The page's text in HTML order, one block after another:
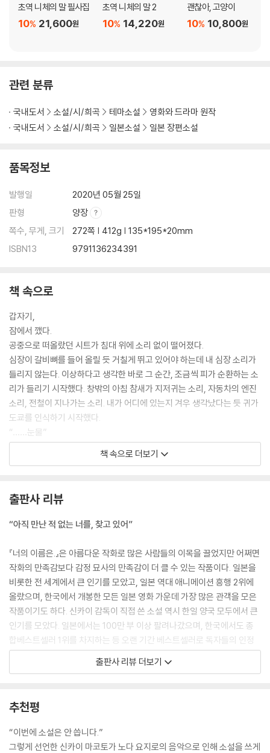
초역 니체의 말 필사집
21,600원
10%
초역 니체의 말 2
14,220원
10%
괜찮아, 고양이
10,800원
10%
관련 분류
국내도서 소설/시/희곡 테마소설
영화와 드라마 원작
국내도서
소설/시/희곡 일본소설 일본 장편소설
품목정보
발행일
2020년 05월 25일
판형
양장
쪽수, 무게, 크기
272쪽 | 412g | 135*195*20mm
ISBN13
9791136234391
책 속으로
갑자기,
잠에서 깼다.
공중으로 떠올랐던 시트가 침대 위에 소리 없이 떨어졌다.
심장이 갈비뼈를 들어 올릴 듯 거칠게 뛰고 있어야 하는데 내 심장 소리가
들리지 않는다. 이상하다고 생각한 바로 그 순간, 조금씩 피가 순환하는 소
리가 들리기 시작했다. 창밖의 아침 참새가 지저귀는 소리, 자동차의 엔진
소리, 전철이 지나가는 소리. 내가 어디에 있는지 겨우 생각났다는 듯 귀가
도쿄를 인식하기 시작했다.
“……눈물”
볼을 만진 내 손가락 끝에 물방울이 묻어 있었다.
왜지? 이유를 알 수 없어서 손바닥으로 눈가를 닦았다. 방금 전까지 본 황
한 글자, 또 한 글자.
미츠하가 쓴 문장이 뜻을 알 수 없는 글자로 변해 간다. 이윽고 촛불처럼 한
순간 깜박이다 사라진다. 그렇게 미츠하의 일기가 하나하나 지워져 간다.
마치 눈에 보이지 않는 누군가의 손이 삭제 아이콘을 계속 누르듯이. 그렇
게 내가 보고 있는 눈앞에서 미츠하의 문장이 모두 지워져 버린다.
“어째서…….”
작게 읊조린다. 멀리서 솔개가 또 한 번 새된 목소리로 운다
--- p.126
우리는 지금도 함께 있다.
미츠하는, 적어도 미츠하의 마음 한 조각은 지금도 여기에 있다. 이를테면
미츠하의 손가락은 교복의 모양을 기억하고 있다. 교복 지퍼의 길이나 목
을 보고 있으면 마음이 편해진다. 기분이 좋아진다. 미츠하가 누구를 좋아
가 알 리 없는 추억까지 초점이 고장 난 사진기처럼 희미하게 머릿속에 떠
오른다. 몸과 기억과 감정은 뗄 수 없을 만큼 단단히 연결되어 있다.
책 속으로 더보기
출판사 리뷰
“아직 만난 적 없는 너를, 찾고 있어”
『너의 이름은.』은 아름다운 작화로 많은 사람들의 이목을 끌었지만 어쩌면
작화의 만족감보다 감정 묘사의 만족감이 더 클 수 있는 작품이다. 일본을
비롯한 전 세계에서 큰 인기를 모았고, 일본 역대 애니메이션 흥행 2위에
올랐으며, 한국에서 개봉한 모든 일본 영화 가운데 가장 많은 관객을 모은
작품이기도 하다. 신카이 감독이 직접 쓴 소설 역시 한일 양국 모두에서 큰
인기를 모았다. 일본에서는 100만 부 이상 팔려나갔으며, 한국에서도 종
합베스트셀러 1위를 차지하는 등 오랜 기간 베스트셀러로 독자들의 인정
을 받았다.
도쿄의 고등학생 타키와 지방 변두리 마을 이토모리에 사는 소녀 미츠하는
연이어 기묘한 꿈을 꾼다. 자신이 다른 사람의 몸에 들어가 잠에서 깨어나
출판사 리뷰 더보기
추천평
“이번에 소설은 안 씁니다.”
그렇게 선언한 신카이 마코토가 노다 요지로의 음악으로 인해 소설을 쓰게